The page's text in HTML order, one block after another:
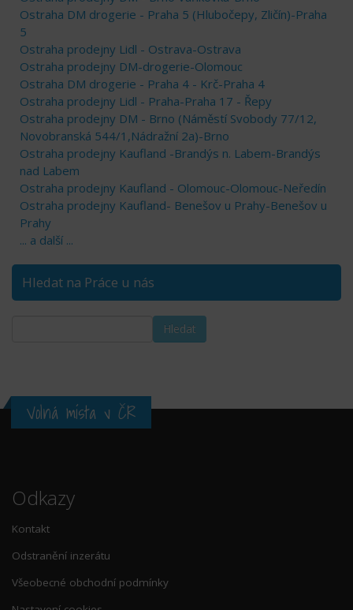
Ostraha DM drogerie - Praha 5 (Hlubočepy, Zličín)-Praha
5
Ostraha prodejny Lidl - Ostrava-Ostrava
Ostraha prodejny DM-drogerie-Olomouc
Ostraha DM drogerie - Praha 4 - Krč-Praha 4
Ostraha prodejny Lidl - Praha-Praha 17 - Řepy
Ostraha prodejny DM - Brno (Náměstí Svobody 77/12,
Novobranská 544/1,Nádražní 2a)-Brno
Ostraha prodejny Kaufland -Brandýs n. Labem-Brandýs
nad Labem
Ostraha prodejny Kaufland - Olomouc-Olomouc-Neředín
Ostraha prodejny Kaufland- Benešov u Prahy-Benešov u
Prahy
... a další ...
Hledat na Práce u nás
Volná místa v ČR
Odkazy
Kontakt
Odstranění inzerátu
Všeobecné obchodní podmínky